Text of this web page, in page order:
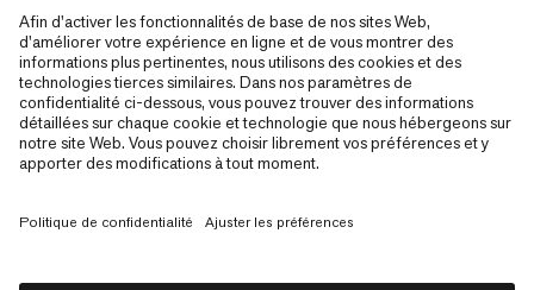
—
Sitemap
Cookies
Mentions Légales